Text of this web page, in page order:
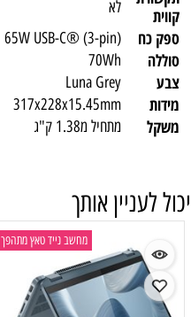
קווית
לא
ספק כח 65W USB-C® (3-pin)
סוללה 70Wh
צבע Luna Grey
מידות 317x228x15.45mm
משקל מתחיל מ1.38 ק"ג
יכול לעניין אותך
מחשב נייד טאץ מתהפך